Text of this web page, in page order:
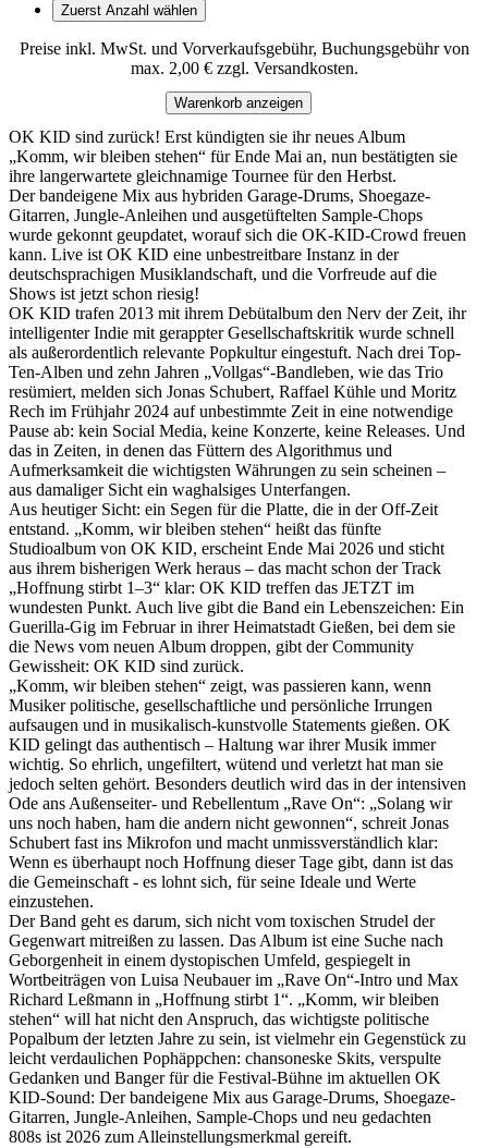
Zuerst Anzahl wählen
Preise inkl. MwSt. und Vorverkaufsgebühr, Buchungsgebühr von
max. 2,00 € zzgl. Versandkosten.
Warenkorb anzeigen
OK KID sind zurück! Erst kündigten sie ihr neues Album
„Komm, wir bleiben stehen“ für Ende Mai an, nun bestätigten sie
ihre langerwartete gleichnamige Tournee für den Herbst.
Der bandeigene Mix aus hybriden Garage-Drums, Shoegaze-
Gitarren, Jungle-Anleihen und ausgetüftelten Sample-Chops
wurde gekonnt geupdatet, worauf sich die OK-KID-Crowd freuen
kann. Live ist OK KID eine unbestreitbare Instanz in der
deutschsprachigen Musiklandschaft, und die Vorfreude auf die
Shows ist jetzt schon riesig!
OK KID trafen 2013 mit ihrem Debütalbum den Nerv der Zeit, ihr
intelligenter Indie mit gerappter Gesellschaftskritik wurde schnell
als außerordentlich relevante Popkultur eingestuft. Nach drei Top-
Ten-Alben und zehn Jahren „Vollgas“-Bandleben, wie das Trio
resümiert, melden sich Jonas Schubert, Raffael Kühle und Moritz
Rech im Frühjahr 2024 auf unbestimmte Zeit in eine notwendige
Pause ab: kein Social Media, keine Konzerte, keine Releases. Und
das in Zeiten, in denen das Füttern des Algorithmus und
Aufmerksamkeit die wichtigsten Währungen zu sein scheinen –
aus damaliger Sicht ein waghalsiges Unterfangen.
Aus heutiger Sicht: ein Segen für die Platte, die in der Off-Zeit
entstand. „Komm, wir bleiben stehen“ heißt das fünfte
Studioalbum von OK KID, erscheint Ende Mai 2026 und sticht
aus ihrem bisherigen Werk heraus – das macht schon der Track
„Hoffnung stirbt 1–3“ klar: OK KID treffen das JETZT im
wundesten Punkt. Auch live gibt die Band ein Lebenszeichen: Ein
Guerilla-Gig im Februar in ihrer Heimatstadt Gießen, bei dem sie
die News vom neuen Album droppen, gibt der Community
Gewissheit: OK KID sind zurück.
„Komm, wir bleiben stehen“ zeigt, was passieren kann, wenn
Musiker politische, gesellschaftliche und persönliche Irrungen
aufsaugen und in musikalisch-kunstvolle Statements gießen. OK
KID gelingt das authentisch – Haltung war ihrer Musik immer
wichtig. So ehrlich, ungefiltert, wütend und verletzt hat man sie
jedoch selten gehört. Besonders deutlich wird das in der intensiven
Ode ans Außenseiter- und Rebellentum „Rave On“: „Solang wir
uns noch haben, ham die andern nicht gewonnen“, schreit Jonas
Schubert fast ins Mikrofon und macht unmissverständlich klar:
Wenn es überhaupt noch Hoffnung dieser Tage gibt, dann ist das
die Gemeinschaft - es lohnt sich, für seine Ideale und Werte
einzustehen.
Der Band geht es darum, sich nicht vom toxischen Strudel der
Gegenwart mitreißen zu lassen. Das Album ist eine Suche nach
Geborgenheit in einem dystopischen Umfeld, gespiegelt in
Wortbeiträgen von Luisa Neubauer im „Rave On“-Intro und Max
Richard Leßmann in „Hoffnung stirbt 1“. „Komm, wir bleiben
stehen“ will hat nicht den Anspruch, das wichtigste politische
Popalbum der letzten Jahre zu sein, ist vielmehr ein Gegenstück zu
leicht verdaulichen Pophäppchen: chansoneske Skits, verspulte
Gedanken und Banger für die Festival-Bühne im aktuellen OK
KID-Sound: Der bandeigene Mix aus Garage-Drums, Shoegaze-
Gitarren, Jungle-Anleihen, Sample-Chops und neu gedachten
808s ist 2026 zum Alleinstellungsmerkmal gereift.